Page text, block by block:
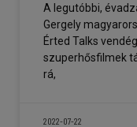
A legutóbbi,
Gergely
Érted Talks
szuperhősfilmek
rá,
2022-07-22